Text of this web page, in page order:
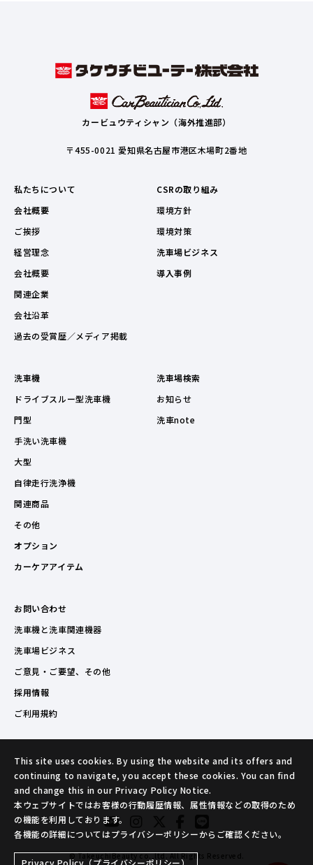
カービュウティシャン（海外推進部）
〒455-0021 愛知県名古屋市港区木場町2番地
私たちについて
会社概要
ご挨拶
経営理念
会社概要
関連企業
会社沿革
過去の受賞歴／メディア掲載
CSRの取り組み
環境方針
環境対策
洗車場ビジネス
導入事例
洗車機
ドライブスルー型洗車機
門型
手洗い洗車機
大型
自律走行洗浄機
関連商品
その他
オプション
カーケアアイテム
洗車場検索
お知らせ
洗車note
お問い合わせ
洗車機と洗車関連機器
洗車場ビジネス
ご意見・ご要望、その他
採用情報
ご利用規約
© TakeuchiBeauty co.,ltd. All Rights Reserved.
This site uses cookies. By using the website and its offers and
continuing to navigate, you accept these cookies. You can find
and change this in our Privacy Policy Notice.
本ウェブサイトではお客様の行動履歴情報、属性情報などの取得のため
の機能を利用しております。
各機能の詳細についてはプライバシーポリシーからご確認ください。
Privacy Policy（プライバシーポリシー）